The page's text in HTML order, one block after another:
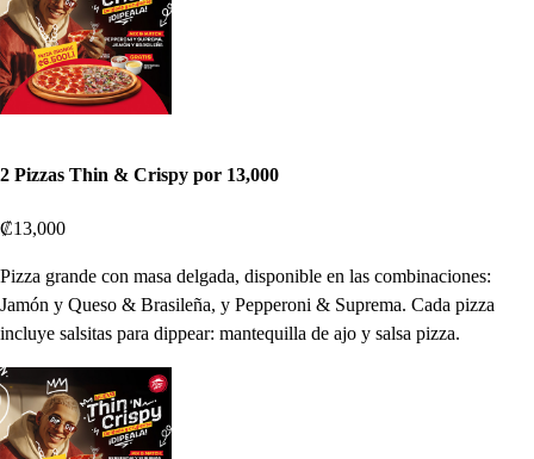
2 Pizzas Thin & Crispy por 13,000
₡13,000
Pizza grande con masa delgada, disponible en las combinaciones:
Jamón y Queso & Brasileña, y Pepperoni & Suprema. Cada pizza
incluye salsitas para dippear: mantequilla de ajo y salsa pizza.